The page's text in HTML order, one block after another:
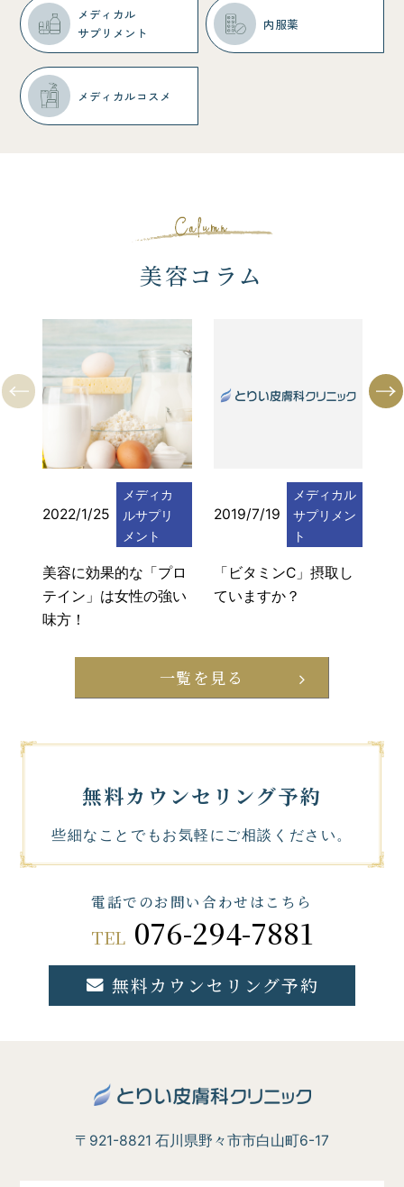
メディカル
サプリメント
内服薬
メディカルコスメ
美容コラム
2022/1/25
メディカ
ルサプリ
メント
美容に効果的な「プロ
テイン」は女性の強い
味方！
2019/7/19
メディカル
サプリメン
ト
「ビタミンC」摂取し
ていますか？
一覧を見る
無料カウンセリング予約
些細なことでもお気軽にご相談ください。
電話でのお問い合わせはこちら
TEL 076-294-7881
無料カウンセリング予約
〒921-8821 石川県野々市市白山町6-17